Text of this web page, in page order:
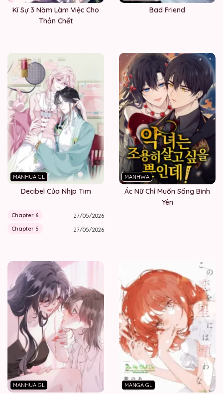
Kí Sự 3 Năm Làm Việc Cho
Thần Chết
Bad Friend
MANHUA GL
Decibel Của Nhịp Tim
Chapter 6
27/05/2026
Chapter 5
27/05/2026
MANHWA
Ác Nữ Chỉ Muốn Sống Bình
Yên
MANHUA GL MANGA GL